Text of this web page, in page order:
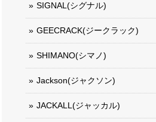
SIGNAL(シグナル)
GEECRACK(ジークラック)
SHIMANO(シマノ)
Jackson(ジャクソン)
JACKALL(ジャッカル)